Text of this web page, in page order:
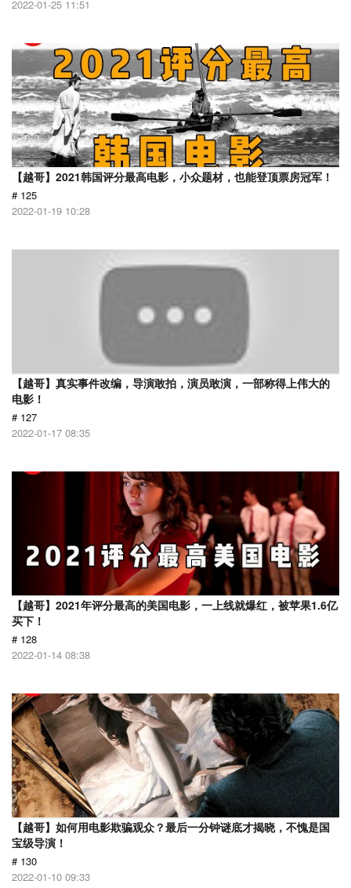
2022-01-25 11:51
【越哥】2021韩国评分最高电影，小众题材，也能登顶票房冠军！
# 125
2022-01-19 10:28
【越哥】真实事件改编，导演敢拍，演员敢演，一部称得上伟大的
电影！
# 127
2022-01-17 08:35
【越哥】2021年评分最高的美国电影，一上线就爆红，被苹果1.6亿
买下！
# 128
2022-01-14 08:38
【越哥】如何用电影欺骗观众？最后一分钟谜底才揭晓，不愧是国
宝级导演！
# 130
2022-01-10 09:33